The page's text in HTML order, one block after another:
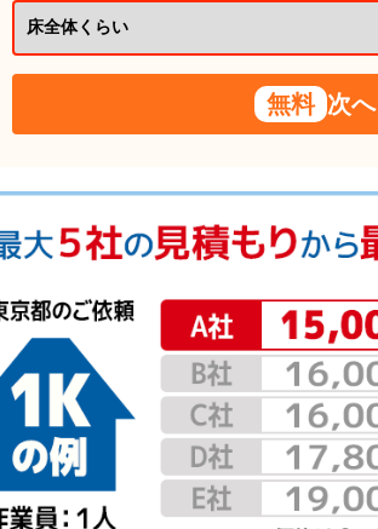
無料 次へ